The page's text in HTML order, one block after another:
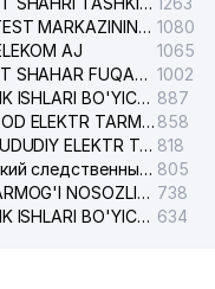
RESPUBLIKASI
VA TABIATNI
QILISH DAVLAT
DAVLAT TEST MARKAZINING ISHONCH TELEFONLARI 1080
AJ
1065
TOSHKENT SHAHAR FUQAROLIK ISHLARI BO'YICHA SUDI 1002
FUQAROLIK ISHLARI BO'YICHA YAKKASAROY TUMANLARARO SUDI 887
YUNUSOBOD ELEKTR TARMOG'I NOSOZLIKLARI XIZMATI 858
NAVOIY HUDUDIY ELEKTR TARMOQLARI KORXONASI AJ 818
Ташкентский следственный изолятор 805
ELEKTRTARMOG'I NOSOZLIKLARINI TO'ZATISH SERGELI XIZMATI 738
FUQAROLIK ISHLARI BO'YICHA UCH-TEPA TUMANI SUDI 634